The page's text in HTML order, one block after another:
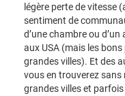
légère perte de vitesse
sentiment de
d’une chambre ou
aux USA (mais les
grandes villes). Et des
vous en trouverez sans
grandes villes et